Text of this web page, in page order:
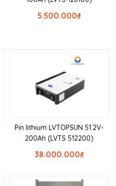
₫
5.500.000
Pin lithium LVTOPSUN 51.2V-
200Ah (LVTS 512200)
₫
38.000.000